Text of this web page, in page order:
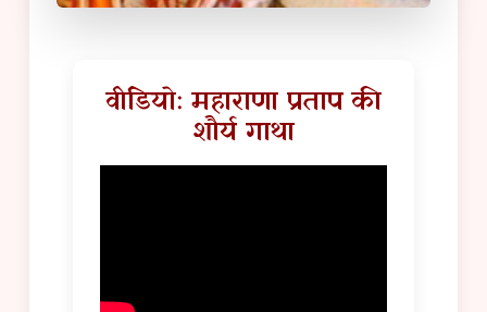
वीडियो: महाराणा प्रताप की
शौर्य गाथा